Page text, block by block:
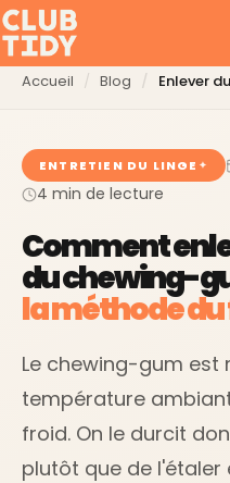
Accueil Blog Enlever
ENTRETIEN DU LINGE
4 min de lecture
Comment
du chewing-
la méthode
Le chewing-gum est
température
froid. On le durcit
plutôt que de l'étaler